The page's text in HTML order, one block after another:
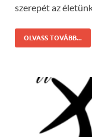
szerepét az
OLVASS TOVÁBB...